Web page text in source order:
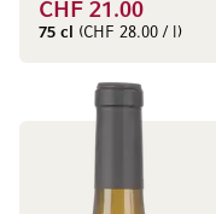
CHF 21.00
75 cl (CHF 28.00 / l)